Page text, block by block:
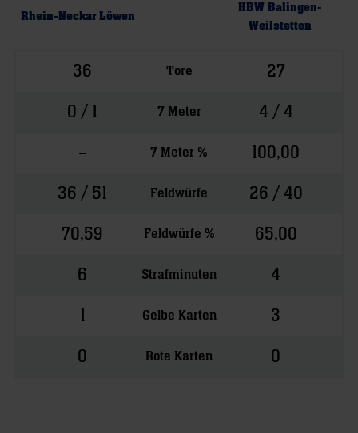
Rhein-Neckar Löwen
HBW Balingen-
Weilstetten
36 Tore 27
0 / 1 7 Meter 4 / 4
– 7 Meter % 100,00
36 / 51 Feldwürfe 26 / 40
70,59 Feldwürfe % 65,00
6 Strafminuten 4
1 Gelbe Karten 3
0 Rote Karten 0